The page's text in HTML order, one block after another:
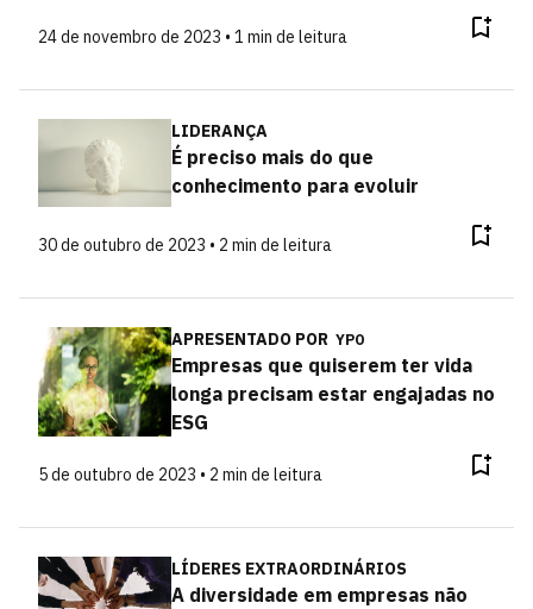
24 de novembro de 2023 • 1 min de leitura
LIDERANÇA
É preciso mais do que
conhecimento para evoluir
30 de outubro de 2023 • 2 min de leitura
APRESENTADO POR YPO
Empresas que quiserem ter vida
longa precisam estar engajadas no
ESG
5 de outubro de 2023 • 2 min de leitura
LÍDERES EXTRAORDINÁRIOS
A diversidade em empresas não